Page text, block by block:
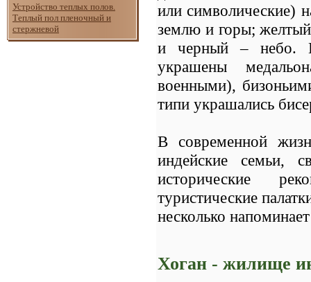
Устройство теплых полов.
Теплый пол пленочный и
стержневой
или символические)
землю и горы;
и черный – небо.
украшены
военными),
типи украшались
В современной
индейские семьи,
исторические
туристические
несколько
Хоган - жилище